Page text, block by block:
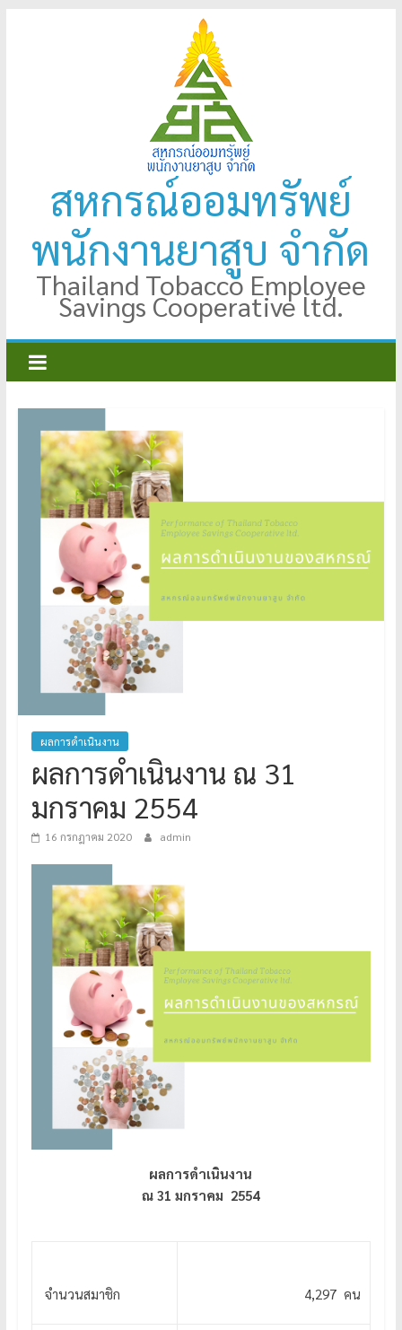
สหกรณ์ออมทรัพย์
พนักงานยาสูบ จำกัด
Thailand Tobacco Employee
Savings Cooperative ltd.
ผลการดำเนินงาน
ผลการดำเนินงาน ณ 31
มกราคม 2554
16 กรกฎาคม 2020 admin
ผลการดำเนินงาน
ณ 31 มกราคม 2554
จำนวนสมาชิก 4,297 คน